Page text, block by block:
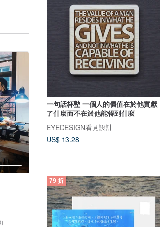
一句話杯墊 一個人的價值在於他貢獻
了什麼而不在於他能得到什麼
EYEDESIGN看見設計
US$ 13.28
79 折